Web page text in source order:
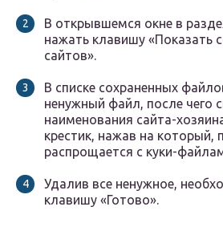
В открывшемся окне в
нажать клавишу «Показать
сайтов».
В списке сохраненных
ненужный файл, после чего
наименования сайта-
крестик, нажав на который,
распрощается с куки-
Удалив все ненужное,
клавишу «Готово».